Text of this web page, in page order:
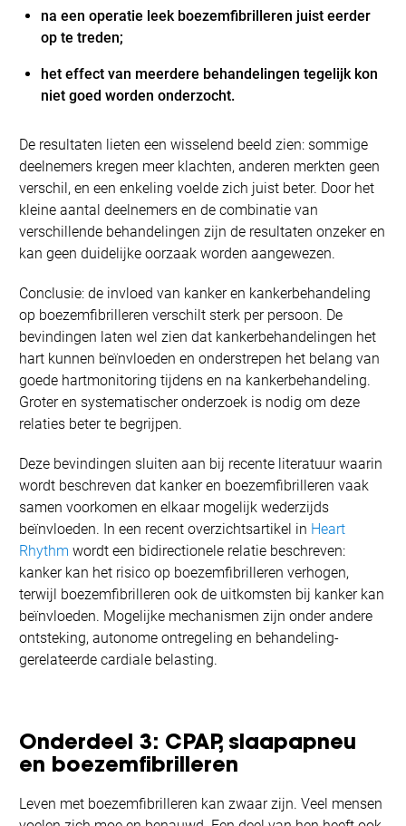
na een operatie leek boezemfibrilleren juist eerder
op te treden;
het effect van meerdere behandelingen tegelijk kon
niet goed worden onderzocht.
De resultaten lieten een wisselend beeld zien: sommige
deelnemers kregen meer klachten, anderen merkten geen
verschil, en een enkeling voelde zich juist beter. Door het
kleine aantal deelnemers en de combinatie van
verschillende behandelingen zijn de resultaten onzeker en
kan geen duidelijke oorzaak worden aangewezen.
Conclusie: de invloed van kanker en kankerbehandeling
op boezemfibrilleren verschilt sterk per persoon. De
bevindingen laten wel zien dat kankerbehandelingen het
hart kunnen beïnvloeden en onderstrepen het belang van
goede hartmonitoring tijdens en na kankerbehandeling.
Groter en systematischer onderzoek is nodig om deze
relaties beter te begrijpen.
Deze bevindingen sluiten aan bij recente literatuur waarin
wordt beschreven dat kanker en boezemfibrilleren vaak
samen voorkomen en elkaar mogelijk wederzijds
beïnvloeden. In een recent overzichtsartikel in Heart
Rhythm wordt een bidirectionele relatie beschreven:
kanker kan het risico op boezemfibrilleren verhogen,
terwijl boezemfibrilleren ook de uitkomsten bij kanker kan
beïnvloeden. Mogelijke mechanismen zijn onder andere
ontsteking, autonome ontregeling en behandeling-
gerelateerde cardiale belasting.
Onderdeel 3: CPAP, slaapapneu
en boezemfibrilleren
Leven met boezemfibrilleren kan zwaar zijn. Veel mensen